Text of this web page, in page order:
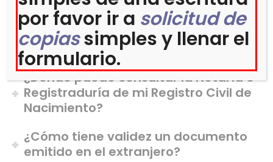
¿Qué son la certificación y las
diligencias personales?
¿Qué son los derechos notariales?
¿Dónde puedo consultar la Notaría o
Registraduría de mi Registro Civil de
Nacimiento?
¿Cómo tiene validez un documento
emitido en el extranjero?
por favor ir a solicitud de
copiassimples y llenar el
formulario.